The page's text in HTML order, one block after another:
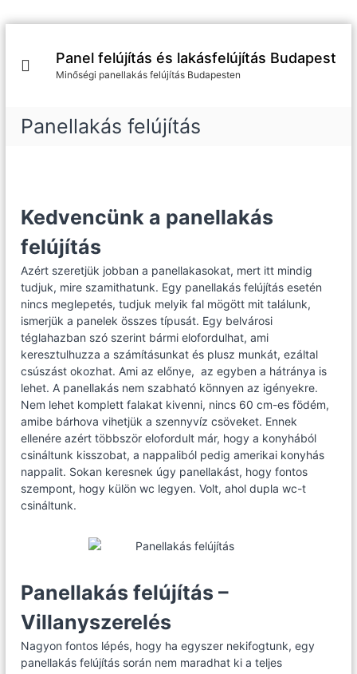
Panel felújítás és lakásfelújítás Budapest
Minőségi panellakás felújítás Budapesten
Panellakás felújítás
Kedvencünk a panellakás
felújítás
Azért szeretjük jobban a panellakasokat, mert itt mindig
tudjuk, mire szamithatunk. Egy panellakás felújítás esetén
nincs meglepetés, tudjuk melyik fal mögött mit találunk,
ismerjük a panelek összes típusát. Egy belvárosi
téglahazban szó szerint bármi elofordulhat, ami
keresztulhuzza a számításunkat és plusz munkát, ezáltal
csúszást okozhat. Ami az előnye, az egyben a hátránya is
lehet. A panellakás nem szabható könnyen az igényekre.
Nem lehet komplett falakat kivenni, nincs 60 cm-es födém,
amibe bárhova vihetjük a szennyvíz csöveket. Ennek
ellenére azért többször elofordult már, hogy a konyhából
csináltunk kisszobat, a nappaliból pedig amerikai konyhás
nappalit. Sokan keresnek úgy panellakást, hogy fontos
szempont, hogy külön wc legyen. Volt, ahol dupla wc-t
csináltunk.
Panellakás felújítás –
Villanyszerelés
Nagyon fontos lépés, hogy ha egyszer nekifogtunk, egy
panellakás felújítás során nem maradhat ki a teljes